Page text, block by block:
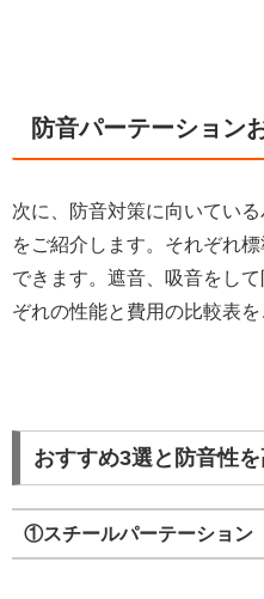
防音パーテーション
次に、防音対策に向いてい
をご紹介します。それぞれ
できます。遮音、吸音をし
ぞれの性能と費用の比較表を
おすすめ3選と防音性
①スチールパーテーション